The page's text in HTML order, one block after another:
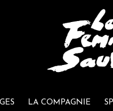
LA COMPAGNIE